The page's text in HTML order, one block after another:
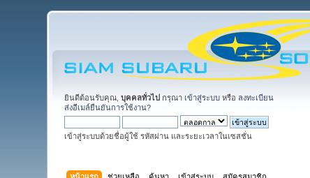
ยินดีต้อนรับคุณ,บุคคลทั่วไป กรุณา เข้าสู่ระบบ หรือ ลงทะเบียน
ส่งอีเมล์ยืนยันการใช้งาน?
เข้าสู่ระบบด้วยชื่อผู้ใช้ รหัสผ่าน และระยะเวลาในเซสชั่น